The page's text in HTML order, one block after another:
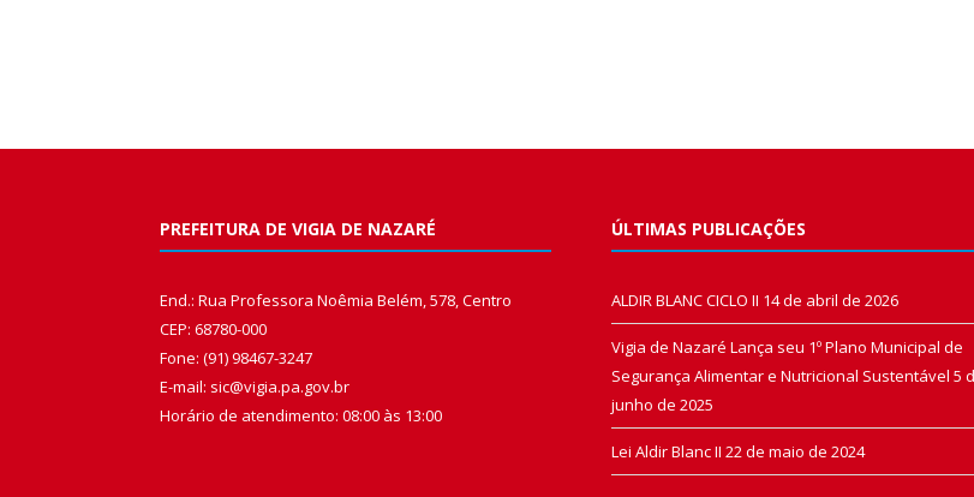
PREFEITURA DE VIGIA DE NAZARÉ
End.: Rua Professora Noêmia Belém, 578, Centro
CEP: 68780-000
Fone: (91) 98467-3247
E-mail: sic@vigia.pa.gov.br
Horário de atendimento: 08:00 às 13:00
ÚLTIMAS PUBLICAÇÕES
ALDIR BLANC CICLO II 14 de abril de 2026
Vigia de Nazaré Lança seu 1º Plano Municipal de
Segurança Alimentar e Nutricional Sustentável 5
junho de 2025
Lei Aldir Blanc II 22 de maio de 2024